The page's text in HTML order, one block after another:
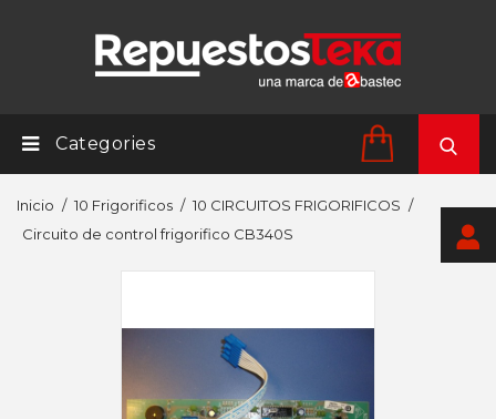
Categories
Inicio 10 Frigorificos
10 CIRCUITOS FRIGORIFICOS
Circuito de control frigorifico CB340S